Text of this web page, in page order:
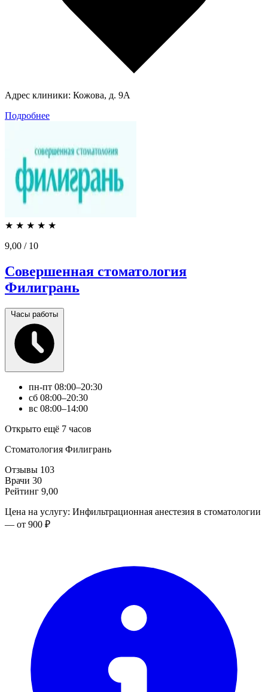
Адрес клиники: Кожова, д. 9А
Подробнее
★ ★ ★ ★ ★
9,00 / 10
Совершенная стоматология
Филигрань
Часы работы
пн-пт 08:00–20:30
сб 08:00–20:30
вс 08:00–14:00
Открыто ещё 7 часов
Стоматология Филигрань
Отзывы 103
Врачи 30
Рейтинг 9,00
Цена на услугу: Инфильтрационная анестезия в стоматологии
— от 900 ₽